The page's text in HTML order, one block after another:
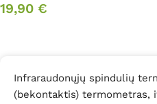
19,90 €
Infraraudonųjų spindulių
(bekontaktis) termometras,